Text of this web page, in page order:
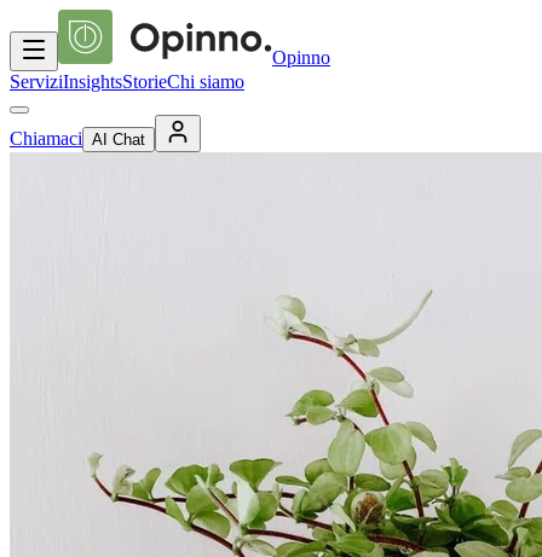
Opinno
ServiziInsightsStorieChi siamo
Chiamaci AI Chat